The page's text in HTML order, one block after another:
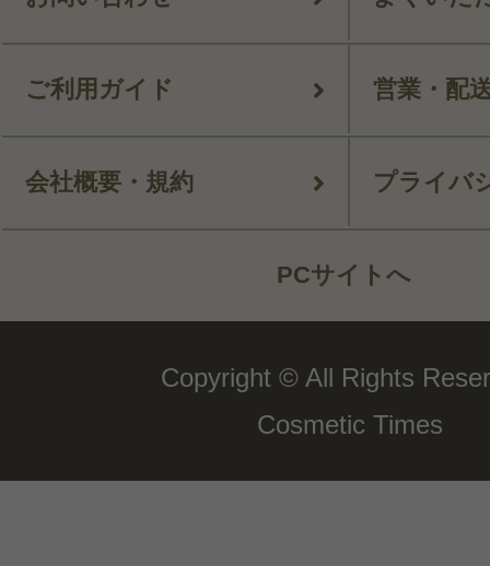
ご利用ガイド 営業・配
会社概要・規約 プライバ
PCサイトへ
Copyright © All Rights
Cosmetic Times